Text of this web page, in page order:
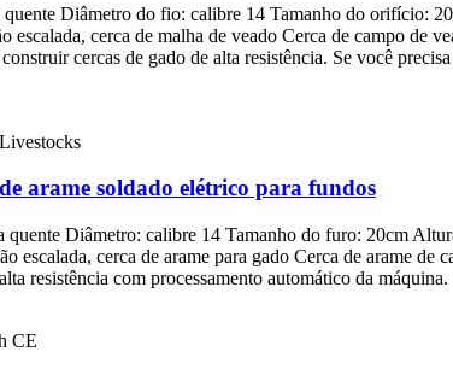
Diâmetro do fio: calibre 14 Tamanho do orifício:
cerca de malha de veado Cerca de campo de
cercas de gado de alta resistência. Se você
arame soldado elétrico para fundos
Diâmetro: calibre 14 Tamanho do furo: 20cm
escalada, cerca de arame para gado Cerca de arame
resistência com processamento automático da máquina.